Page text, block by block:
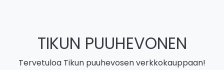
TIKUN PUUHEVONEN
Tervetuloa Tikun puuhevosen verkkokauppaan!